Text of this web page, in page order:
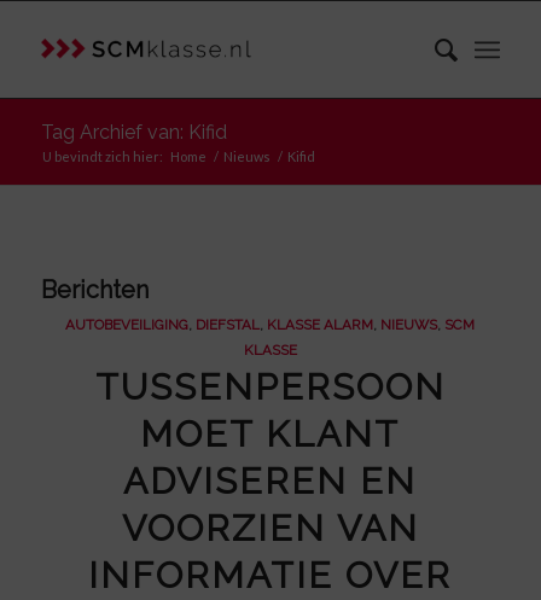
Tag Archief van: Kifid
U bevindt zich hier: Home / Nieuws / Kifid
Berichten
AUTOBEVEILIGING, DIEFSTAL, KLASSE ALARM, NIEUWS, SCM
KLASSE
TUSSENPERSOON
MOET KLANT
ADVISEREN EN
VOORZIEN VAN
INFORMATIE OVER